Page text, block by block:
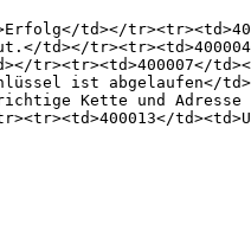
td></
td></
tr><tr><td>400007</
ist abgelaufen</
Kette und Adresse